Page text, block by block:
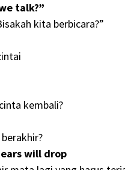
talk?”
kita berbicara?”
kembali?
will drop